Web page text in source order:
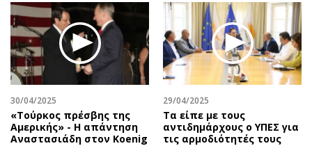
30/04/2025
«Τούρκος πρέσβης της
Αμερικής» - Η απάντηση
Αναστασιάδη στον Koenig
29/04/2025
Τα είπε με τους
αντιδημάρχους ο ΥΠΕΣ για
τις αρμοδιότητές τους